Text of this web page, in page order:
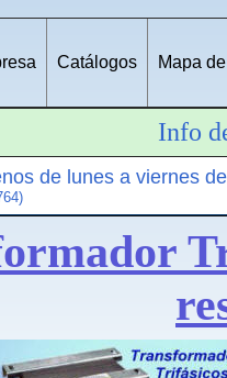
Catálogos Mapa
Info
de lunes a viernes